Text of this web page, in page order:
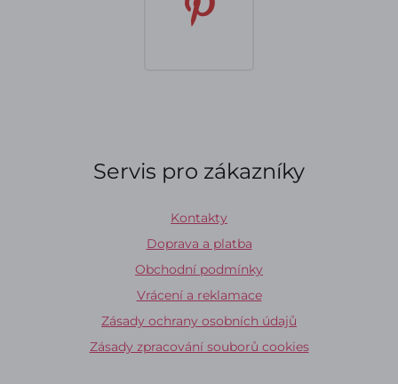
Servis pro zákazníky
Kontakty
Doprava a platba
Obchodní podmínky
Vrácení a reklamace
Zásady ochrany osobních údajů
Zásady zpracování souborů cookies